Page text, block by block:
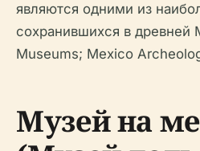
являются одними из
сохранившихся в древней
Museums; Mexico
Музей на